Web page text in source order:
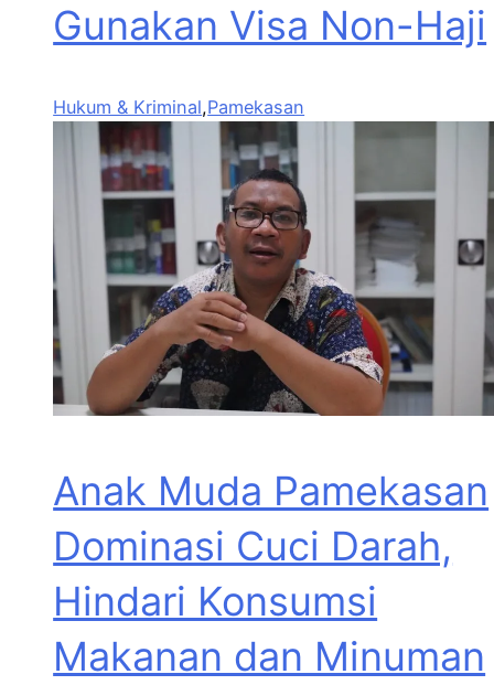
Gunakan Visa Non-Haji
Hukum & Kriminal,Pamekasan
Anak Muda Pamekasan
Dominasi Cuci Darah,
Hindari Konsumsi
Makanan dan Minuman